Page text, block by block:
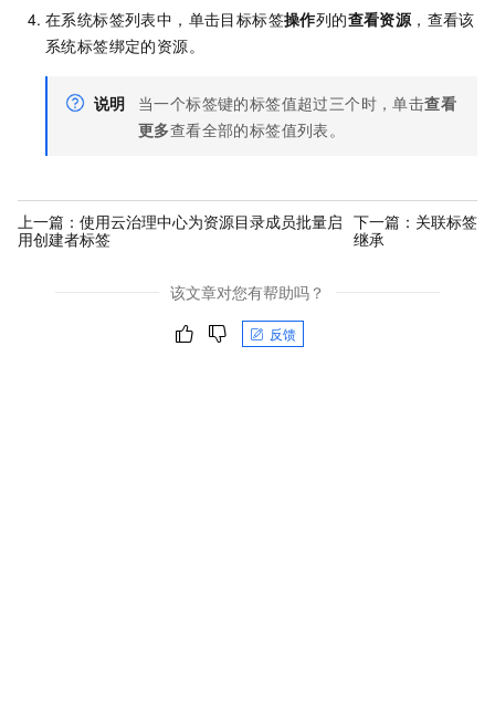
在系统标签列表中，单击目标标签操作列的查看资源，查看该
系统标签绑定的资源。
说明 当一个标签键的标签值超过三个时，单击查看
更多查看全部的标签值列表。
上一篇： 使用云治理中心为资源目录成员批量启
用创建者标签
下一篇： 关联标签
继承
该文章对您有帮助吗？
反馈